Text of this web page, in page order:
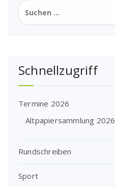
Suchen
nach:
Schnellzugriff
Termine 2026
Altpapiersammlung 2026
Rundschreiben
Sport